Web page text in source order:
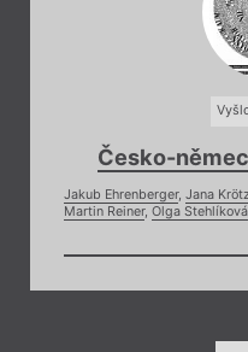
Česko-
Jakub Ehrenberger, Jana
Martin Reiner, Olga Stehlíková